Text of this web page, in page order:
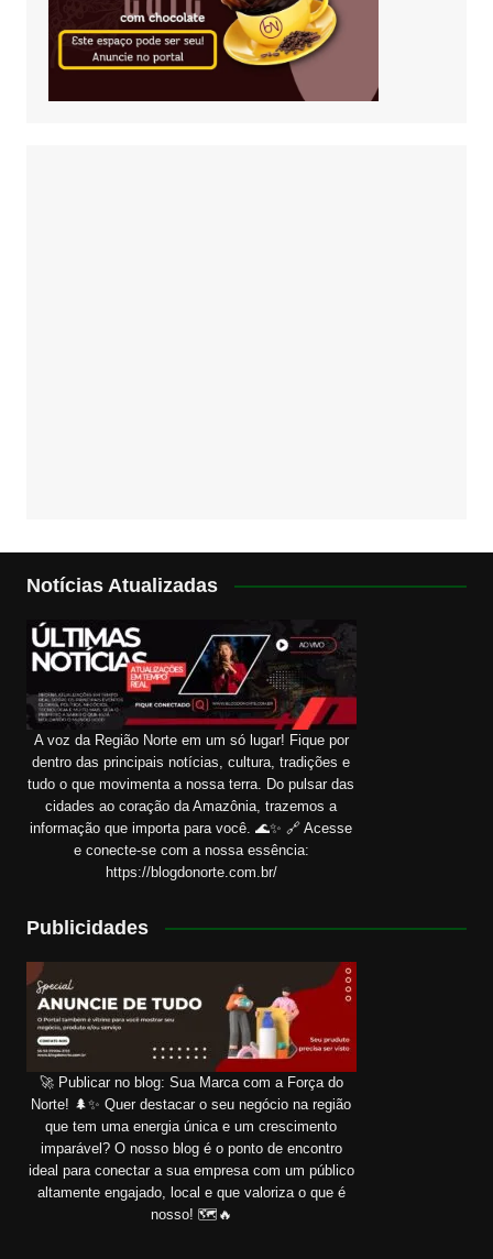
Notícias Atualizadas
A voz da Região Norte em um só lugar! Fique por
dentro das principais notícias, cultura, tradições e
tudo o que movimenta a nossa terra. Do pulsar das
cidades ao coração da Amazônia, trazemos a
informação que importa para você. 🌊✨ 🔗 Acesse
e conecte-se com a nossa essência:
https://blogdonorte.com.br/
Publicidades
🚀 Publicar no blog: Sua Marca com a Força do
Norte! 🌲✨ Quer destacar o seu negócio na região
que tem uma energia única e um crescimento
imparável? O nosso blog é o ponto de encontro
ideal para conectar a sua empresa com um público
altamente engajado, local e que valoriza o que é
nosso! 🗺️🔥